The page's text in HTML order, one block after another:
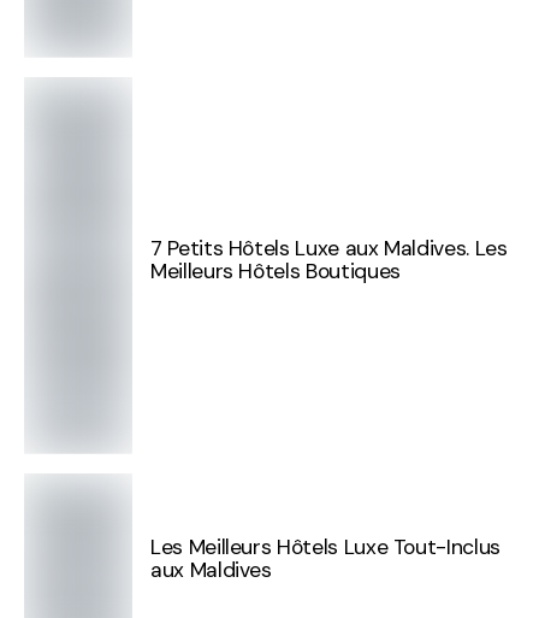
7 Petits Hôtels Luxe aux Maldives. Les
Meilleurs Hôtels Boutiques
Les Meilleurs Hôtels Luxe Tout-Inclus
aux Maldives